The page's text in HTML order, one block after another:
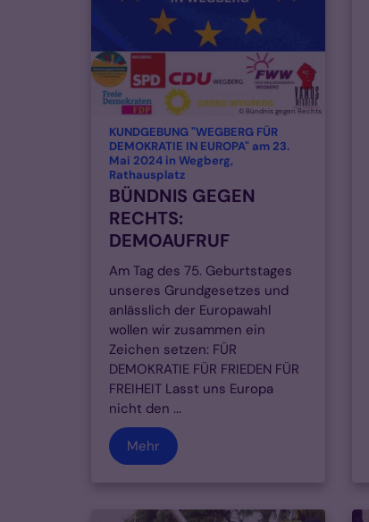
© Bündnis gegen Rechts
KUNDGEBUNG "WEGBERG FÜR
DEMOKRATIE IN EUROPA" am 23.
Mai 2024 in Wegberg,
Rathausplatz:
BÜNDNIS GEGEN
RECHTS:
DEMOAUFRUF
Am Tag des 75. Geburtstages
unseres Grundgesetzes und
anlässlich der Europawahl
wollen wir zusammen ein
Zeichen setzen: FÜR
DEMOKRATIE FÜR FRIEDEN FÜR
FREIHEIT Lasst uns Europa
nicht den ...
Mehr